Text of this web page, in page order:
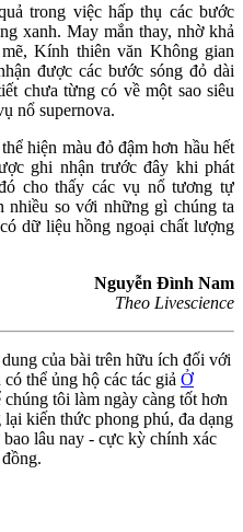
trong việc hấp thụ các bước
xanh. May mắn thay, nhờ khả
Kính thiên văn Không gian
được các bước sóng đỏ dài
chưa từng có về một sao siêu
nổ supernova.
hiện màu đỏ đậm hơn hầu hết
ghi nhận trước đây khi phát
cho thấy các vụ nổ tương tự
nhiều so với những gì chúng ta
dữ liệu hồng ngoại chất lượng
Nguyễn Đình Nam
Theo Livescience
của bài trên hữu ích đối với
có thể ủng hộ các tác giả Ở
chúng tôi làm ngày càng tốt hơn
lại kiến thức phong phú, đa dạng
lâu nay - cực kỳ chính xác